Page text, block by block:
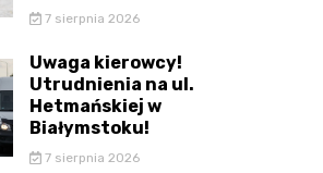
7 sierpnia 2026
Uwaga kierowcy!
Utrudnienia na ul.
Hetmańskiej w
Białymstoku!
7 sierpnia 2026